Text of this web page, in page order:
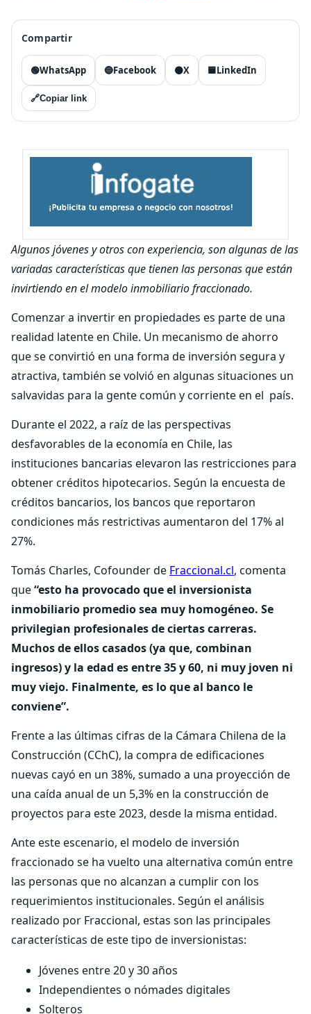
Compartir
🟢WhatsApp 🔵Facebook ⚫X 🟦LinkedIn
🔗Copiar link
Algunos jóvenes y otros con experiencia, son algunas de las
variadas características que tienen las personas que están
invirtiendo en el modelo inmobiliario fraccionado.
Comenzar a invertir en propiedades es parte de una
realidad latente en Chile. Un mecanismo de ahorro
que se convirtió en una forma de inversión segura y
atractiva, también se volvió en algunas situaciones un
salvavidas para la gente común y corriente en el país.
Durante el 2022, a raíz de las perspectivas
desfavorables de la economía en Chile, las
instituciones bancarias elevaron las restricciones para
obtener créditos hipotecarios. Según la encuesta de
créditos bancarios, los bancos que reportaron
condiciones más restrictivas aumentaron del 17% al
27%.
Tomás Charles, Cofounder de Fraccional.cl, comenta
que“esto ha provocado que el inversionista
inmobiliario promedio sea muy homogéneo. Se
privilegian profesionales de ciertas carreras.
Muchos de ellos casados (ya que, combinan
ingresos) y la edad es entre 35 y 60, ni muy joven ni
muy viejo. Finalmente, es lo que al banco le
conviene”.
Frente a las últimas cifras de la Cámara Chilena de la
Construcción (CChC), la compra de edificaciones
nuevas cayó en un 38%, sumado a una proyección de
una caída anual de un 5,3% en la construcción de
proyectos para este 2023, desde la misma entidad.
Ante este escenario, el modelo de inversión
fraccionado se ha vuelto una alternativa común entre
las personas que no alcanzan a cumplir con los
requerimientos institucionales. Según el análisis
realizado por Fraccional, estas son las principales
características de este tipo de inversionistas:
Jóvenes entre 20 y 30 años
Independientes o nómades digitales
Solteros